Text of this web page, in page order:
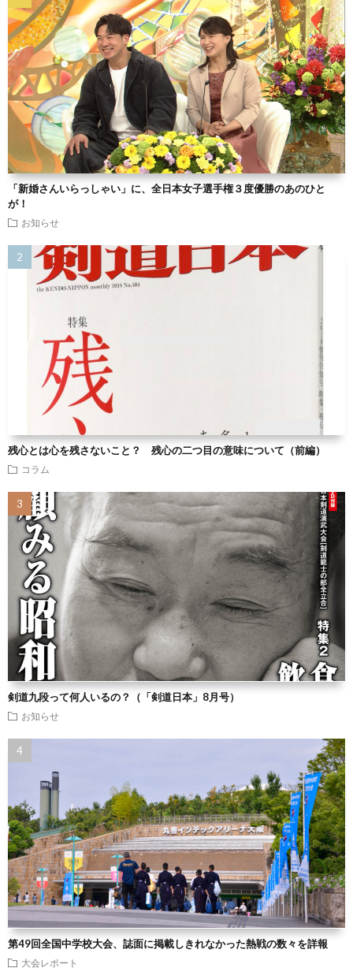
「新婚さんいらっしゃい」に、全日本女子選手権３度優勝のあのひと
が！
お知らせ
残心とは心を残さないこと？ 残心の二つ目の意味について（前編）
コラム
剣道九段って何人いるの？（「剣道日本」8月号）
お知らせ
第49回全国中学校大会、誌面に掲載しきれなかった熱戦の数々を詳報
大会レポート